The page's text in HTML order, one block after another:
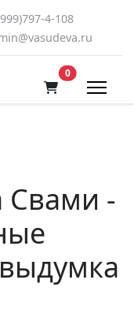
4-108
0В корзину
Свами -